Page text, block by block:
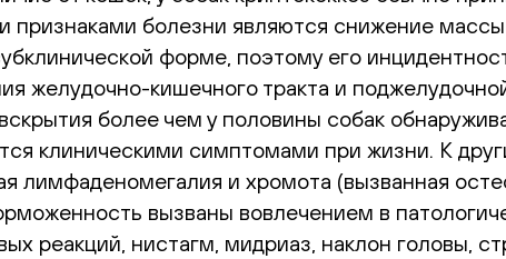
болезни являются снижение массы
форме, поэтому его
желудочно-кишечного тракта и
более чем у половины собак
клиническими симптомами при жизни. К
лимфаденомегалия и хромота (вызванная
вызваны вовлечением в
нистагм, мидриаз, наклон головы,